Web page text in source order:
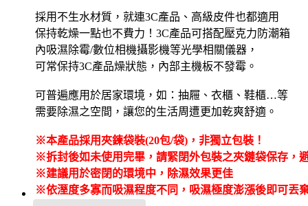
採用不生水材質，就連3C產品、高級皮件也都適用
保持乾燥一點也不費力！3C產品可搭配壓克力防潮箱
內吸濕除霉/數位相機攝影機等光學相關儀器，
可常保持3C產品燥狀態，內部主機板不發霉。
可普遍應用於居家環境，如：抽屜、衣櫃、鞋櫃…等
需要除濕之空間，讓您的生活周遭更加乾爽舒適。
※本產品採用夾鍊袋裝(20包/袋)，非獨立包裝！
※拆封後如未使用完畢，請緊閉外包裝之夾鏈袋保存，
※建議用於密閉的環境中，除濕效果更佳
※依溼度多寡而吸濕程度不同，吸濕極度澎漲後即可丟